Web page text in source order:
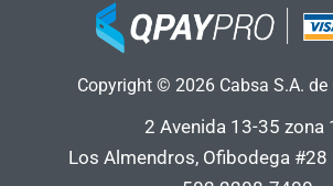
Copyright © 2026 Cabsa S.A. de
2 Avenida 13-35 zona
Los Almendros, Ofibodega #28